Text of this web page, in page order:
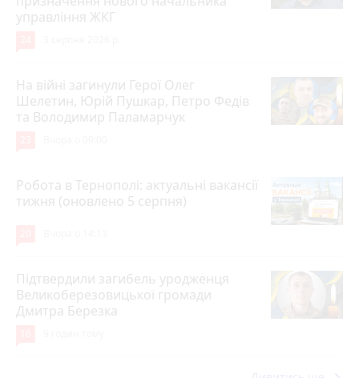
управління ЖКГ
На війні загинули Герої Олег
Шелетин, Юрій Пушкар, Петро Федів
та Володимир Паламарчук
Робота в Тернополі: актуальні вакансії
тижня (оновлено 5 серпня)
Підтвердили загибель уродженця
Великоберезовицької громади
Дмитра Березка